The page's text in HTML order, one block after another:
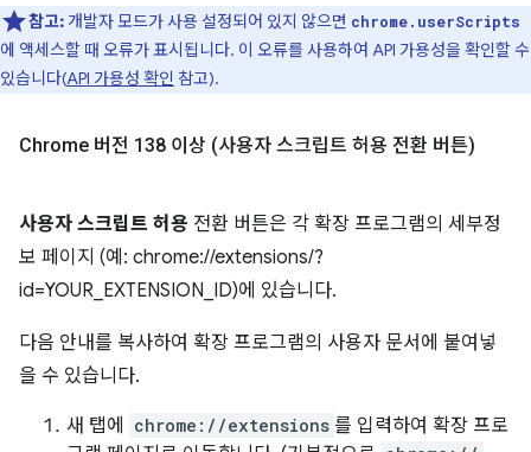
참고: 개발자 모드가 사용 설정되어 있지 않으면 chrome.userScripts
에 액세스할 때 오류가 표시됩니다. 이 오류를 사용하여 API 가용성을 확인할 수
있습니다(API 가용성 확인 참고).
Chrome 버전 138 이상 (사용자 스크립트 허용 전환 버튼)
사용자 스크립트 허용 전환 버튼은 각 확장 프로그램의 세부정
보 페이지 (예: chrome://extensions/?
id=YOUR_EXTENSION_ID)에 있습니다.
다음 안내를 복사하여 확장 프로그램의 사용자 문서에 붙여넣
을 수 있습니다.
새 탭에 chrome://extensions 를 입력하여 확장 프로